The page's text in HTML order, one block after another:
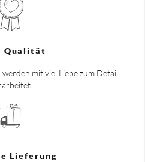
Qualität
mit viel Liebe zum Detail
Lieferung